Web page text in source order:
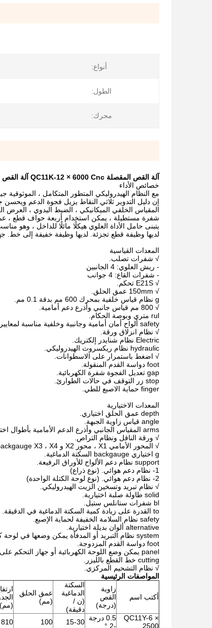
أنواع:
الطول:
محرك:
آلة القص المقصلة QC11K-12 × 6000 Cnc آلة القص المستخدمة
خصائص الأداء
مع النظام الهيدروليكي المتطور المتكامل ، الموثوقية
إن دليل التدوير ثلاثي النقاط يزيل فجوة الدعم ويحسن
المقياس الخلفي الميكانيكي ، الضبط اليدوي ،
شفرة مستطيلة ، يمكن استخدام أربعة حواف قطع ،
يتبنى حامل الأداة العلوي هيكلًا مائلًا للداخل ، وهو
لديها وظيفة قطع تجزئة. لديها وظيفة خفيفة إلى خط.
المعدات القياسية
√ شفرات تصلب.
- ريش العلوي: 4 الجانبين
- شفرات القاع: 4 جوانب
√ E21S تحكم.
√ 150mm عمق الحلق.
g نظام قياس خلفية بمحرك 600 مم بدقة 0.1 مم.
√ 800 مم قياس جانبي وأذرع دعم أمامية.
rul متري وبوصة الحكام.
safety ألواح أمان أمامية وجانبية وخلفية مناسبة لمعايير CE.
√ نظام انزلاق ورقة.
Electric نظام شنايدر إلكتريك.
hydraulic نظام ريكسروث الهيدروليكي.
√ اضغط باستمرار على الاسطوانات.
foot دواسة القدم المنقولة.
gap تعديل الفجوة شفرة الكهربائية.
stop زر التوقف في حالات الطوارئ.
finger حماية الاصبع للطي.
المعدات الاختيارية
depth عمق الحلق اختياري.
angle قياس زاوية الجبهة.
arms المقياس الجانبي وأذرع الدعم الأمامية بأطوال اختيارية.
√ ورقة الناقل ونظام التراص.
√ المحور الأمامي X1 ، محور X2 و backgauge X3 ، X4 المحور.
g اختياري backgauge السكتة الدماغية.
support نظام دعم الألواح للأوراق الرفيعة.
1- نظام دعم هوائي. (نوع ذراع)
2- نظام دعم هوائي. (نوع لوحة الكتلة الواحدة)
√ نظام تبريد وتسخين الزيت الهيدروليكي.
solid طاولة صلبة اختيارية.
bl شفرات ستانلس ستيل.
to القدرة على زيادة كمية السكتة الدماغية في الدقيقة.
safety نظام السلامة الخفيفة لحماية الإصبع.
alternative ألوان بديلة اختيارية.
system نظام التبريد أو المدفأة يمكن وضعها في لوحة كهربائية خلال الظروف المحيطة.
foot دواسة القدم المزدوجة.
panel يمكن وضع اللوحة الكهربائية أو جهاز التحكم على الجانب الأيمن من الماكينة.
cutting خط القطع بالليزر.
√ نظام التشحيم المركزي.
المواصفات الرئيسية
أكتب اسم
زاوية
القص
(درجة)
السكتة
الدماغية
(ن /
دقيقة)
عمق الحلق
(مم)
(مم)
QC11Y-6 ×
2500
0.5 درجة
-2 °
15-30
100
810